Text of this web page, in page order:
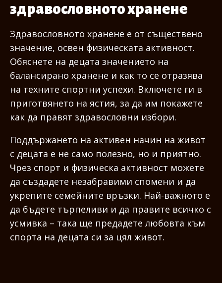
здравословното хранене
Здравословното хранене е от съществено
значение, освен физическата активност.
Обяснете на децата значението на
балансирано хранене и как то се отразява
на техните спортни успехи. Включете ги в
приготвянето на ястия, за да им покажете
как да правят здравословни избори.
Поддържането на активен начин на живот
с децата е не само полезно, но и приятно.
Чрез спорт и физическа активност можете
да създадете незабравими спомени и да
укрепите семейните връзки. Най-важното е
да бъдете търпеливи и да правите всичко с
усмивка – така ще предадете любовта към
спорта на децата си за цял живот.